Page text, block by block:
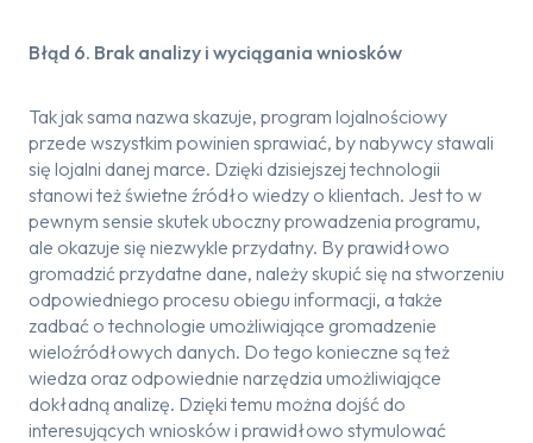
Błąd 6. Brak analizy i wyciągania wniosków
Tak jak sama nazwa skazuje, program lojalnościowy
przede wszystkim powinien sprawiać, by nabywcy stawali
się lojalni danej marce. Dzięki dzisiejszej technologii
stanowi też świetne źródło wiedzy o klientach. Jest to w
pewnym sensie skutek uboczny prowadzenia programu,
ale okazuje się niezwykle przydatny. By prawidłowo
gromadzić przydatne dane, należy skupić się na stworzeniu
odpowiedniego procesu obiegu informacji, a także
zadbać o technologie umożliwiające gromadzenie
wieloźródłowych danych. Do tego konieczne są też
wiedza oraz odpowiednie narzędzia umożliwiające
dokładną analizę. Dzięki temu można dojść do
interesujących wniosków i prawidłowo stymulować